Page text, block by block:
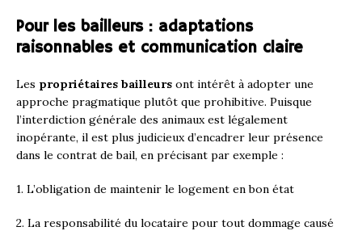
Pour les bailleurs : adaptations
raisonnables et communication claire
Les propriétaires bailleurs ont intérêt à adopter une
approche pragmatique plutôt que prohibitive. Puisque
l’interdiction générale des animaux est légalement
inopérante, il est plus judicieux d’encadrer leur présence
dans le contrat de bail, en précisant par exemple :
1. L’obligation de maintenir le logement en bon état
2. La responsabilité du locataire pour tout dommage causé